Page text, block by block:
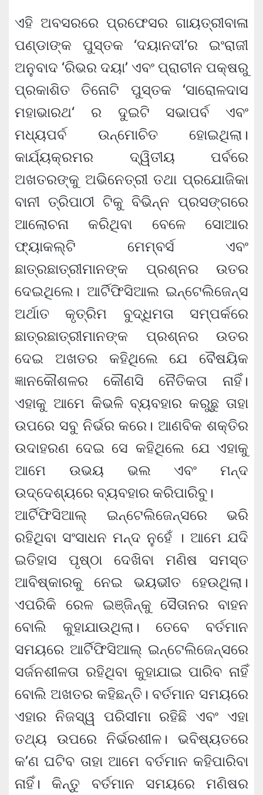
ଏହି ଅବସରରେ ପ୍ରଫେସର ଗାୟତ୍ରୀବାଳା
ପଣ୍ଡାଙ୍କ ପୁସ୍ତକ ‘ଦୟାନଦୀ’ର ଇଂରାଜୀ
ଅନୁବାଦ ‘ରିଭର ଦୟା’ ଏବଂ ପ୍ରାଚୀନ ପକ୍ଷରୁ
ପ୍ରକାଶିତ ତିନୋଟି ପୁସ୍ତକ ‘ସାରୋଳଦାସ
ମହାଭାରଥ‘ ର ଦୁଇଟି ସଭାପର୍ବ ଏବଂ
ମଧ୍ୟପର୍ବ ଉନ୍ମୋଚିତ ହୋଇଥିଲା।
କାର୍ଯ୍ୟକ୍ରମର ଦ୍ୱିତୀୟ ପର୍ବରେ
ଅଖତରଙ୍କୁ ଅଭିନେତ୍ରୀ ତଥା ପ୍ରଯୋଜିକା
ବାନୀ ତ୍ରିପାଠୀ ଟିକୁ ବିଭିନ୍ନ ପ୍ରସଙ୍ଗରେ
ଆଲୋଚନା କରିଥିବା ବେଳେ ସୋଆର
ଫ୍ୟାକଲ୍ଟି ମେମ୍ବର୍ସ ଏବଂ
ଛାତ୍ରଛାତ୍ରୀମାନଙ୍କ ପ୍ରଶ୍ନର ଉତର
ଦେଇଥିଲେ। ଆର୍ଟିଫିସିଆଲ ଇନ୍‌ଟେଲିଜେନ୍ସ
ଅର୍ଥାତ କୃତ୍ରିମ ବୁଦ୍ଧିମତା ସମ୍ପର୍କରେ
ଛାତ୍ରଛାତ୍ରୀମାନଙ୍କ ପ୍ରଶ୍ନର ଉତର
ଦେଇ ଅଖତର କହିଥିଲେ ଯେ ବୈଷୟିକ
ଜ୍ଞାନକୌଶଳର କୌଣସି ନୈତିକତା ନାହିଁ।
ଏହାକୁ ଆମେ କିଭଳି ବ୍ୟବହାର କରୁଛୁ ତାହା
ଉପରେ ସବୁ ନିର୍ଭର କରେ। ଆଣବିକ ଶକ୍ତିର
ଉଦାହରଣ ଦେଇ ସେ କହିଥିଲେ ଯେ ଏହାକୁ
ଆମେ ଉଭୟ ଭଲ ଏବଂ ମନ୍ଦ
ଉଦ୍ଦେଶ୍ୟରେ ବ୍ୟବହାର କରିପାରିବୁ।
ଆର୍ଟିଫିସିଆଲ୍ ଇନ୍‌ଟେଲିଜେନ୍ସରେ ଭରି
ରହିଥିବା ସଂସାଧନ ମନ୍ଦ ନୁହେଁ । ଆମେ ଯଦି
ଇତିହାସ ପୃଷ୍ଠା ଦେଖିବା ମଣିଷ ସମସ୍ତ
ଆବିଷ୍କାରକୁ ନେଇ ଭୟଭୀତ ହେଉଥିଲା।
ଏପରିକି ରେଳ ଇଞ୍ଜିନ୍‌କୁ ସୈତାନର ବାହନ
ବୋଲି କୁହାଯାଉଥିଲା। ତେବେ ବର୍ତମାନ
ସମୟରେ ଆର୍ଟିଫିସିଆଲ୍ ଇନ୍‌ଟେଲିଜେନ୍ସରେ
ସର୍ଜନଶୀଳତା ରହିଥିବା କୁହାଯାଇ ପାରିବ ନାହିଁ
ବୋଲି ଅଖତର କହିଛନ୍ତି। ବର୍ତମାନ ସମୟରେ
ଏହାର ନିଜସ୍ୱ ପରିସୀମା ରହିଛି ଏବଂ ଏହା
ତଥ୍ୟ ଉପରେ ନିର୍ଭରଶୀଳ। ଭବିଷ୍ୟତରେ
କ’ଣ ଘଟିବ ତାହା ଆମେ ବର୍ତମାନ କହିପାରିବା
ନାହିଁ। କିନ୍ତୁ ବର୍ତମାନ ସମୟରେ ମଣିଷର